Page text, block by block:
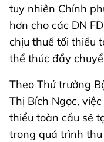
tuy nhiên Chính
hơn cho các DN
chịu thuế tối thiểu
thể thúc đẩy
Theo Thứ trưởng
Thị Bích Ngọc,
thiểu toàn cầu sẽ
trong quá trình